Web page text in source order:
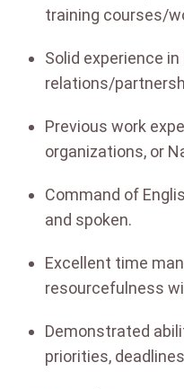
training courses/
Solid experience
relations/
Previous work
organizations, or
Command of
and spoken.
Excellent time
resourcefulness
Demonstrated
priorities,